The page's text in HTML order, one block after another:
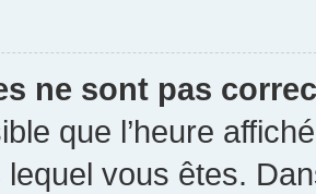
ne sont pas
que l’heure
lequel vous êtes.